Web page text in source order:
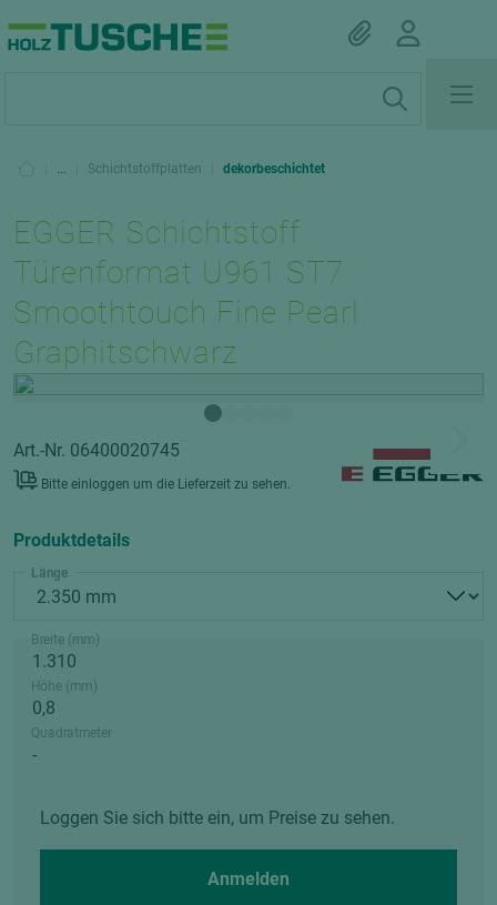
... Schichtstoffplatten dekorbeschichtet
EGGER Schichtstoff
Türenformat U961 ST7
Smoothtouch Fine Pearl
Graphitschwarz
Art.-Nr. 06400020745
Bitte einloggen um die Lieferzeit zu sehen.
Produktdetails
Länge
Breite (mm)
Höhe (mm)
Quadratmeter
Loggen Sie sich bitte ein, um Preise zu sehen.
Anmelden